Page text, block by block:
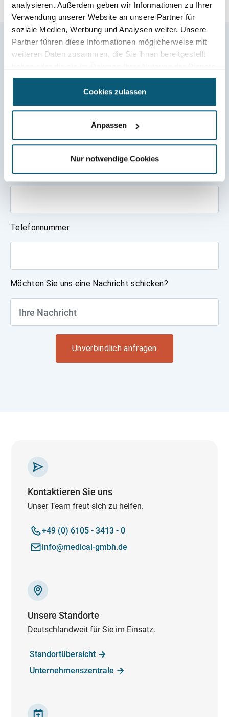
analysieren. Außerdem geben wir Informationen zu Ihrer
Verwendung unserer Website an unsere Partner für
soziale Medien, Werbung und Analysen weiter. Unsere
Partner führen diese Informationen möglicherweise mit
weiteren Daten zusammen, die Sie ihnen bereitgestellt
gesammelt haben.
Cookies zulassen
Anpassen
Nur notwendige Cookies
Kontaktieren Sie uns
unverbindlich!
Vorname & Name
E-Mail Adresse
Telefonnummer
Möchten Sie uns eine Nachricht schicken?
Kontaktieren Sie uns
Unser Team freut sich zu helfen.
+49 (0) 6105 - 3413 - 0
info@medical-gmbh.de
Unsere Standorte
Deutschlandweit für Sie im Einsatz.
Standortübersicht
Unternehmenszentrale